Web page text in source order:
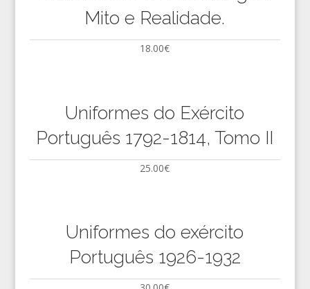
Mito e Realidade.
18.00€
Uniformes do Exército
Português 1792-1814, Tomo II
25.00€
Uniformes do exército
Português 1926-1932